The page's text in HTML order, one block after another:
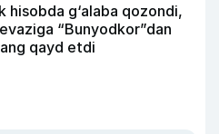
hisobda g‘alaba qozondi,
“Bunyodkor”dan
qayd etdi